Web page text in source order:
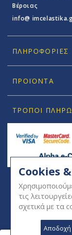
Βέροιας
info@
ΠΛΗΡΟΦΟΡΊΕΣ
ΠΡΟΪΟΝΤΑ
ΤΡΌΠΟΙ
SOCIAL
Cookies
τις
σχετικά με τα
Αποδοχή